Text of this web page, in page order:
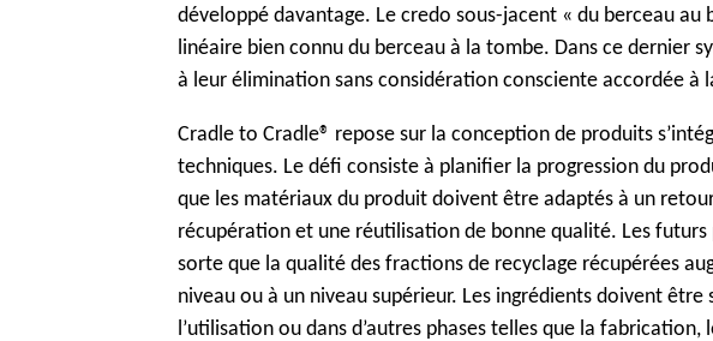
développé davantage. Le credo sous-jacent « du berceau
linéaire bien connu du berceau à la tombe. Dans ce dernier
à leur élimination sans considération consciente accordée
Cradle to Cradle® repose sur la conception de produits
techniques. Le défi consiste à planifier la progression du
que les matériaux du produit doivent être adaptés à un
récupération et une réutilisation de bonne qualité. Les
sorte que la qualité des fractions de recyclage récupérées
niveau ou à un niveau supérieur. Les ingrédients doivent
l’utilisation ou dans d’autres phases telles que la